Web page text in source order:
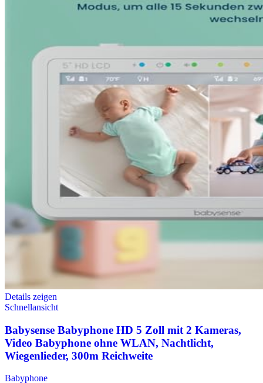
Details zeigen
Schnellansicht
Babysense Babyphone HD 5 Zoll mit 2 Kameras,
Video Babyphone ohne WLAN, Nachtlicht,
Wiegenlieder, 300m Reichweite
Babyphone